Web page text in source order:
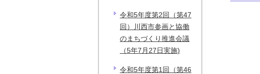
令和5年度第2回（第47
回）川西市参画と協働
のまちづくり推進会議
（5年7月27日実施)
令和5年度第1回（第46